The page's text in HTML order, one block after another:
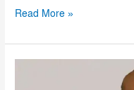
Read More »